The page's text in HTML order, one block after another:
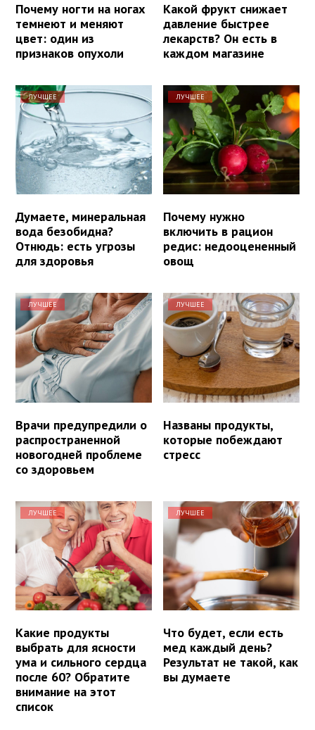
Почему ногти на ногах
темнеют и меняют
цвет: один из
признаков опухоли
Какой фрукт снижает
давление быстрее
лекарств? Он есть в
каждом магазине
ЛУЧШЕЕ
Думаете, минеральная
вода безобидна?
Отнюдь: есть угрозы
для здоровья
ЛУЧШЕЕ
Почему нужно
включить в рацион
редис: недооцененный
овощ
ЛУЧШЕЕ
Врачи предупредили о
распространенной
новогодней проблеме
со здоровьем
ЛУЧШЕЕ
Названы продукты,
которые побеждают
стресс
ЛУЧШЕЕ
Какие продукты
выбрать для ясности
ума и сильного сердца
после 60? Обратите
внимание на этот
список
ЛУЧШЕЕ
Что будет, если есть
мед каждый день?
Результат не такой, как
вы думаете